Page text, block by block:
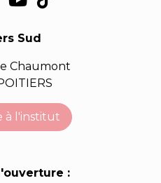
Sud
Chaumont
à l'institut
: